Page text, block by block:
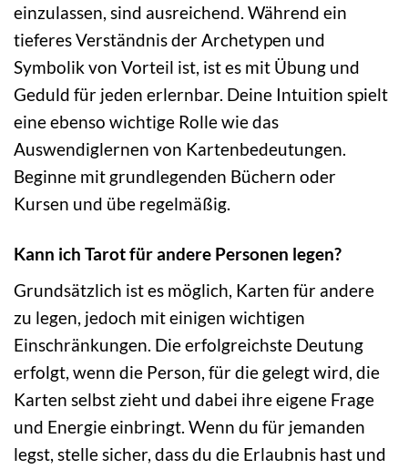
einzulassen, sind ausreichend. Während ein
tieferes Verständnis der Archetypen und
Symbolik von Vorteil ist, ist es mit Übung und
Geduld für jeden erlernbar. Deine Intuition spielt
eine ebenso wichtige Rolle wie das
Auswendiglernen von Kartenbedeutungen.
Beginne mit grundlegenden Büchern oder
Kursen und übe regelmäßig.
Kann ich Tarot für andere Personen legen?
Grundsätzlich ist es möglich, Karten für andere
zu legen, jedoch mit einigen wichtigen
Einschränkungen. Die erfolgreichste Deutung
erfolgt, wenn die Person, für die gelegt wird, die
Karten selbst zieht und dabei ihre eigene Frage
und Energie einbringt. Wenn du für jemanden
legst, stelle sicher, dass du die Erlaubnis hast und